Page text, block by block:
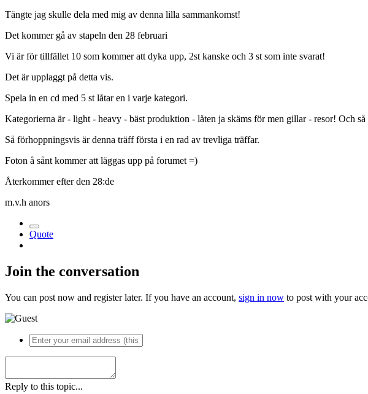
Tängte jag skulle dela med mig av denna lilla sammankomst!
Det kommer gå av stapeln den 28 februari
Vi är för tillfället 10 som kommer att dyka upp, 2st kanske och 3 st som inte svarat!
Det är upplaggt på detta vis.
Spela in en cd med 5 st låtar en i varje kategori.
Kategorierna är - light - heavy - bäst produktion - låten ja skäms för men gillar - resor! Och
Så förhoppningsvis är denna träff första i en rad av trevliga träffar.
Foton å sånt kommer att läggas upp på forumet =)
Återkommer efter den 28:de
m.v.h anors
Quote
Join the conversation
You can post now and register later. If you have an account, sign in now to post with your
Reply to this topic...